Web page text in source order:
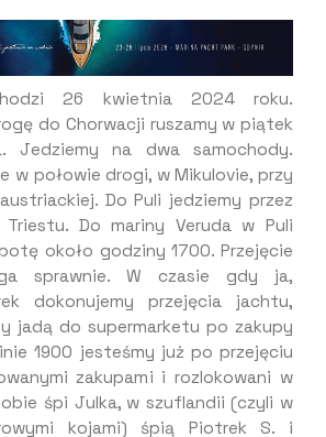
26 kwietnia 2024 roku.
do Chorwacji ruszamy w piątek
Jedziemy na dwa samochody.
w połowie drogi, w Mikulovie, przy
Do Puli jedziemy przez
Do mariny Veruda w Puli
około godziny 1700. Przejęcie
sprawnie. W czasie gdy ja,
dokonujemy przejęcia jachtu,
jadą do supermarketu po zakupy
1900 jesteśmy już po przejęciu
zakupami i rozlokowani w
śpi Julka, w szuflandii (czyli w
kojami) śpią Piotrek S. i